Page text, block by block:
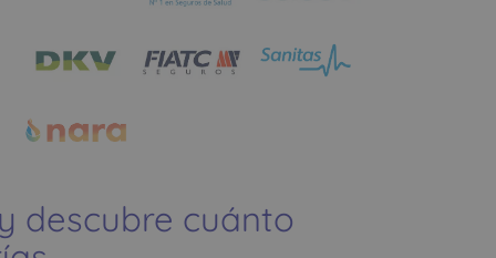
descubre cuánto